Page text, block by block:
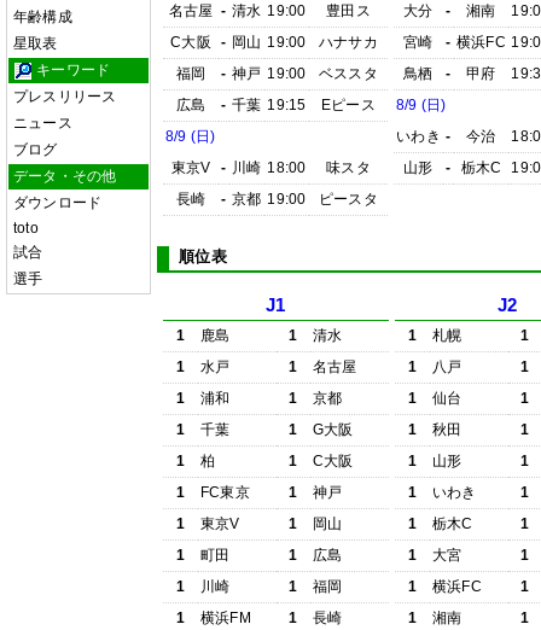
年齢構成
星取表
キーワード
プレスリリース
ニュース
ブログ
データ・その他
ダウンロード
toto
試合
選手
名古屋 - 清水 19:00
豊田ス
C大阪
- 岡山 19:00
ハナサカ
福岡
- 神戸 19:00
ベススタ
広島
- 千葉 19:15
Eピース
8/9 (日)
東京V
- 川崎 18:00
味スタ
長崎
- 京都 19:00 ピースタ
大分
- 湘南
宮崎
- 横浜FC
鳥栖
- 甲府
8/9 (日)
いわき - 今治
山形
- 栃木C
順位表
J1
1 鹿島 1
清水
1
水戸 1
名古屋
1
浦和 1
京都
1
千葉 1
G大阪
1
柏 1
C大阪
1
FC東京 1
神戸
1
東京V 1
岡山
1
町田 1
広島
1
川崎 1
福岡
1
横浜FM 1 長崎
J2
1 札幌
1
1
八戸
1
1
仙台
1
1
秋田
1
1
山形
1
1
いわき
1
1
栃木C
1
1
大宮
1
1
横浜FC
1
1
湘南 1